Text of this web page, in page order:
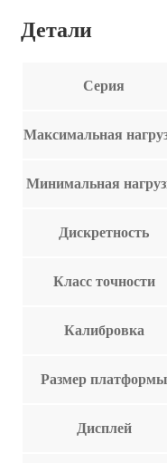
Детали
Серия
Максимальная
Минимальная
Дискретность
Класс точности
Калибровка
Размер платформы
Дисплей